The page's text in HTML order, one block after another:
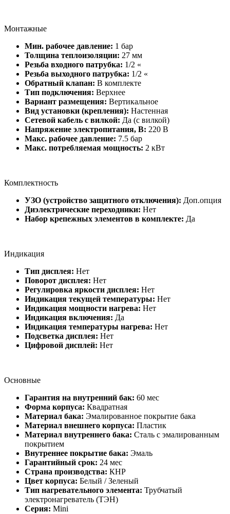
Монтажные
Мин. рабочее давление: 1 бар
Толщина теплоизоляции: 27 мм
Резьба входного патрубка: 1/2 «
Резьба выходного патрубка: 1/2 «
Обратный клапан: В комплекте
Тип подключения: Верхнее
Вариант размещения: Вертикальное
Вид установки (крепления): Настенная
Сетевой кабель с вилкой: Да (с вилкой)
Напряжение электропитания, В: 220 В
Макс. рабочее давление: 7.5 бар
Макс. потребляемая мощность: 2 кВт
Комплектность
УЗО (устройство защитного отключения): Доп.опция
Диэлектрические переходники: Нет
Набор крепежных элементов в комплекте: Да
Индикация
Тип дисплея: Нет
Поворот дисплея: Нет
Регулировка яркости дисплея: Нет
Индикация текущей температуры: Нет
Индикация мощности нагрева: Нет
Индикация включения: Да
Индикация температуры нагрева: Нет
Подсветка дисплея: Нет
Цифровой дисплей: Нет
Основные
Гарантия на внутренний бак: 60 мес
Форма корпуса: Квадратная
Материал бака: Эмалированное покрытие бака
Материал внешнего корпуса: Пластик
Материал внутреннего бака: Сталь с эмалированным
покрытием
Внутреннее покрытие бака: Эмаль
Гарантийный срок: 24 мес
Страна производства: КНР
Цвет корпуса: Белый / Зеленый
Тип нагревательного элемента: Трубчатый
электронагреватель (ТЭН)
Серия: Mini